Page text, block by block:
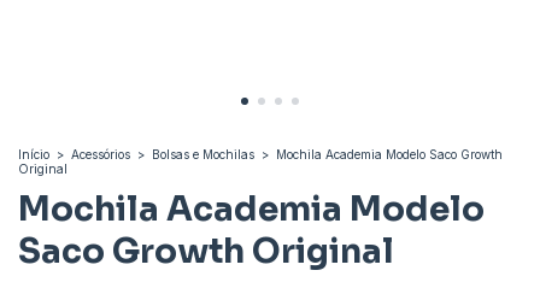
Início > Acessórios > Bolsas e Mochilas > Mochila Academia Modelo Saco Growth
Original
Mochila Academia Modelo
Saco Growth Original